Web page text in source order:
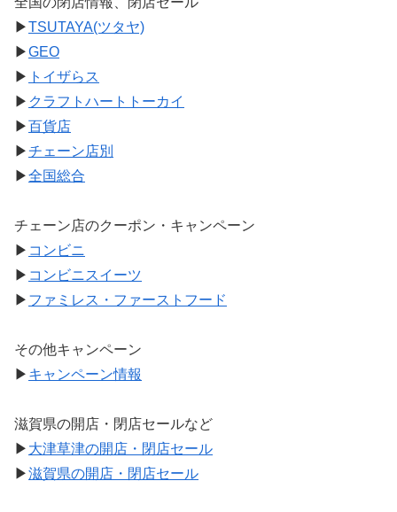
▶TSUTAYA(ツタヤ)
▶GEO
▶ トイザらス
▶ クラフトハートトーカイ
▶百貨店
▶チェーン店別
▶全国総合
チェーン店のクーポン・キャンペーン
▶ コンビニ
▶ コンビニスイーツ
▶ ファミレス・ファーストフード
その他キャンペーン
▶ キャンペーン情報
滋賀県の開店・閉店セールなど
▶ 大津草津の開店・閉店セール
▶滋賀県の開店・閉店セール